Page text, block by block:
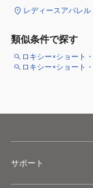
レディースアパレル
類似条件で探す
ロキシー×ショート
ロキシー×ショート
サポート